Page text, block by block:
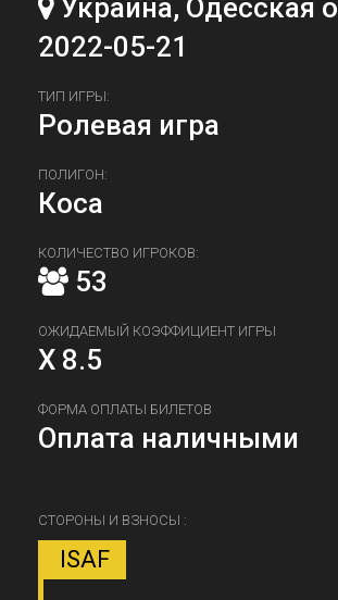
Украина, Одесская
2022-05-21
ТИП ИГРЫ:
Ролевая игра
ПОЛИГОН:
Коса
КОЛИЧЕСТВО ИГРОКОВ:
53
ОЖИДАЕМЫЙ КОЭФФИЦИЕНТ ИГРЫ
X 8.5
ФОРМА ОПЛАТЫ БИЛЕТОВ
Оплата наличными
СТОРОНЫ И ВЗНОСЫ :
ISAF